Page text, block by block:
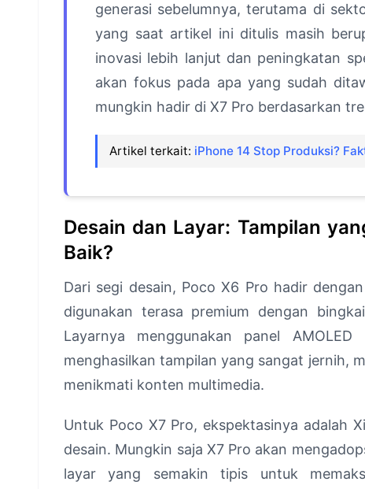
generasi sebelumnya, terutama di
yang saat artikel ini ditulis masih
inovasi lebih lanjut dan peningkatan
akan fokus pada apa yang sudah
mungkin hadir di X7 Pro berdasarkan
Artikel terkait: iPhone 14 Stop Produksi?
Desain dan Layar: Tampilan
Baik?
Dari segi desain, Poco X6 Pro hadir
digunakan terasa premium dengan
Layarnya menggunakan panel
menghasilkan tampilan yang sangat jernih,
menikmati konten multimedia.
Untuk Poco X7 Pro, ekspektasinya adalah
desain. Mungkin saja X7 Pro akan
layar yang semakin tipis untuk